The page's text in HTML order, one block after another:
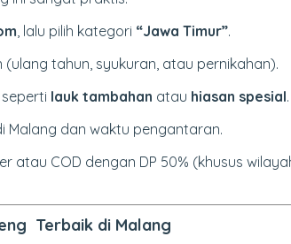
, lalu pilih kategori “Jawa Timur”.
(ulang tahun, syukuran, atau pernikahan).
lauk tambahan atau hiasan spesial.
Malang dan waktu pengantaran.
atau COD dengan DP 50% (khusus
Terbaik di Malang